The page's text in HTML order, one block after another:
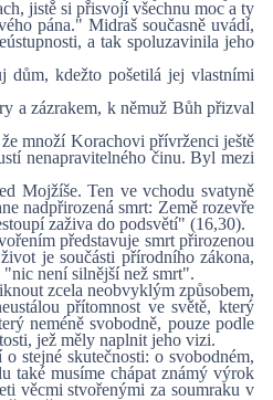
jistě si přisvojí všechnu moc a ty
pána." Midraš současně uvádí,
a tak spoluzavinila jeho
dům, kdežto pošetilá jej vlastními
a zázrakem, k němuž Bůh přizval
množí Korachovi přívrženci ještě
nenapravitelného činu. Byl mezi
Mojžíše. Ten ve vchodu svatyně
nadpřirozená smrt: Země rozevře
zaživa do podsvětí" (16,30).
představuje smrt přirozenou
je součásti přírodního zákona,
není silnější než smrt".
zcela neobvyklým způsobem,
přítomnost ve světě, který
neméně svobodně, pouze podle
jež měly naplnit jeho vizi.
stejné skutečnosti: o svobodném,
také musíme chápat známý výrok
věcmi stvořenými za soumraku v